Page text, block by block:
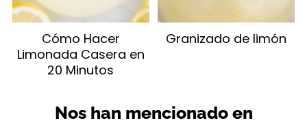
Cómo Hacer
Limonada Casera en
20 Minutos
Granizado de limón
Nos han mencionado en